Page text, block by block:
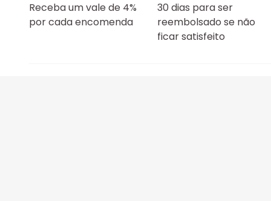
Receba um vale de 4%
por cada encomenda
30 dias para ser
reembolsado se não
ficar satisfeito